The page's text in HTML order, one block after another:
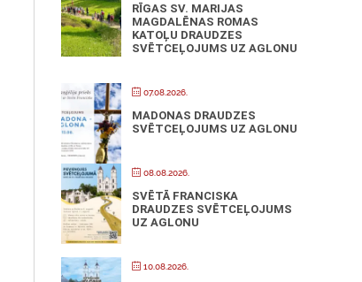
RĪGAS SV. MARIJAS
MAGDALĒNAS ROMAS
KATOĻU DRAUDZES
SVĒTCEĻOJUMS UZ AGLONU
07.08.2026.
MADONAS DRAUDZES
SVĒTCEĻOJUMS UZ AGLONU
08.08.2026.
SVĒTĀ FRANCISKA
DRAUDZES SVĒTCEĻOJUMS
UZ AGLONU
10.08.2026.